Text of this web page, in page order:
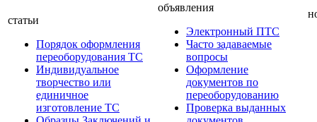
статьи
Порядок оформления
переоборудования ТС
Индивидуальное
творчество или
единичное
изготовление ТС
объявления
Электронный ПТС
Часто задаваемые
вопросы
Оформление
документов по
переоборудованию
Проверка выданных